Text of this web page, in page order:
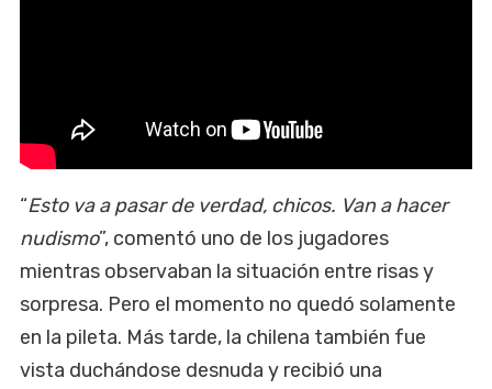
“Esto va a pasar de verdad, chicos. Van a hacer
nudismo”, comentó uno de los jugadores
mientras observaban la situación entre risas y
sorpresa. Pero el momento no quedó solamente
en la pileta. Más tarde, la chilena también fue
vista duchándose desnuda y recibió una